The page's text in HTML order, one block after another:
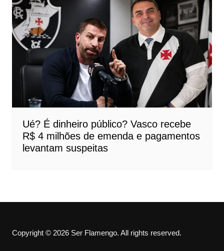
Ué? É dinheiro público? Vasco recebe
R$ 4 milhões de emenda e pagamentos
levantam suspeitas
Copyright © 2026 Ser Flamengo. All rights reserved.